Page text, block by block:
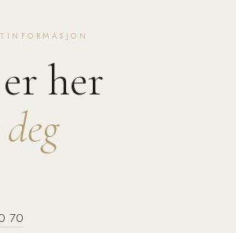
her
70